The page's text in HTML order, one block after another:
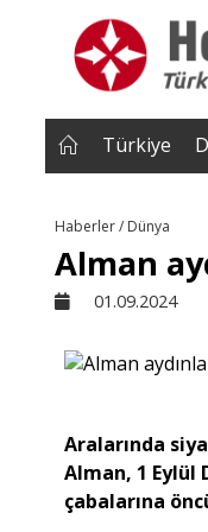
•
Türkiye
Haberler / Dünya
Alman
01.09.2024
Aralarında
Alman, 1 Eylül
çabalarına